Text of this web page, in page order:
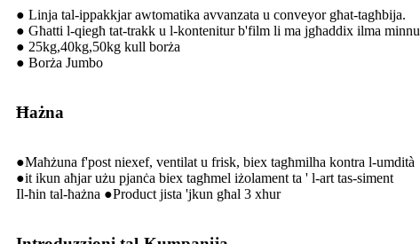
● Linja tal-ippakkjar awtomatika avvanzata u conveyor għat-tagħbija.
● Għatti l-qiegħ tat-trakk u l-kontenitur b'film li ma jgħaddix ilma
● 25kg,40kg,50kg kull borża
● Borża Jumbo
Ħażna
●Maħżuna f'post niexef, ventilat u frisk, biex tagħmilha kontra l-umdità
●it ikun aħjar użu pjanċa biex tagħmel iżolament ta ' l-art tas-siment
Il-ħin tal-ħażna ●Product jista 'jkun għal 3 xhur